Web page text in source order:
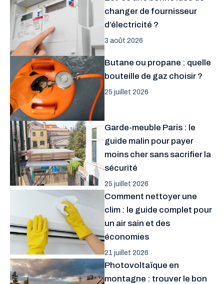
changer de fournisseur
d’électricité ?
3 août 2026
Butane ou propane : quelle
bouteille de gaz choisir ?
25 juillet 2026
Garde-meuble Paris : le
guide malin pour payer
moins cher sans sacrifier la
sécurité
25 juillet 2026
Comment nettoyer une
clim : le guide complet pour
un air sain et des
économies
21 juillet 2026
Photovoltaïque en
montagne : trouver le bon